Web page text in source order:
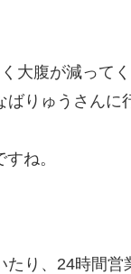
大腹が減って
りゅうさんに
ね。
り、24時間営